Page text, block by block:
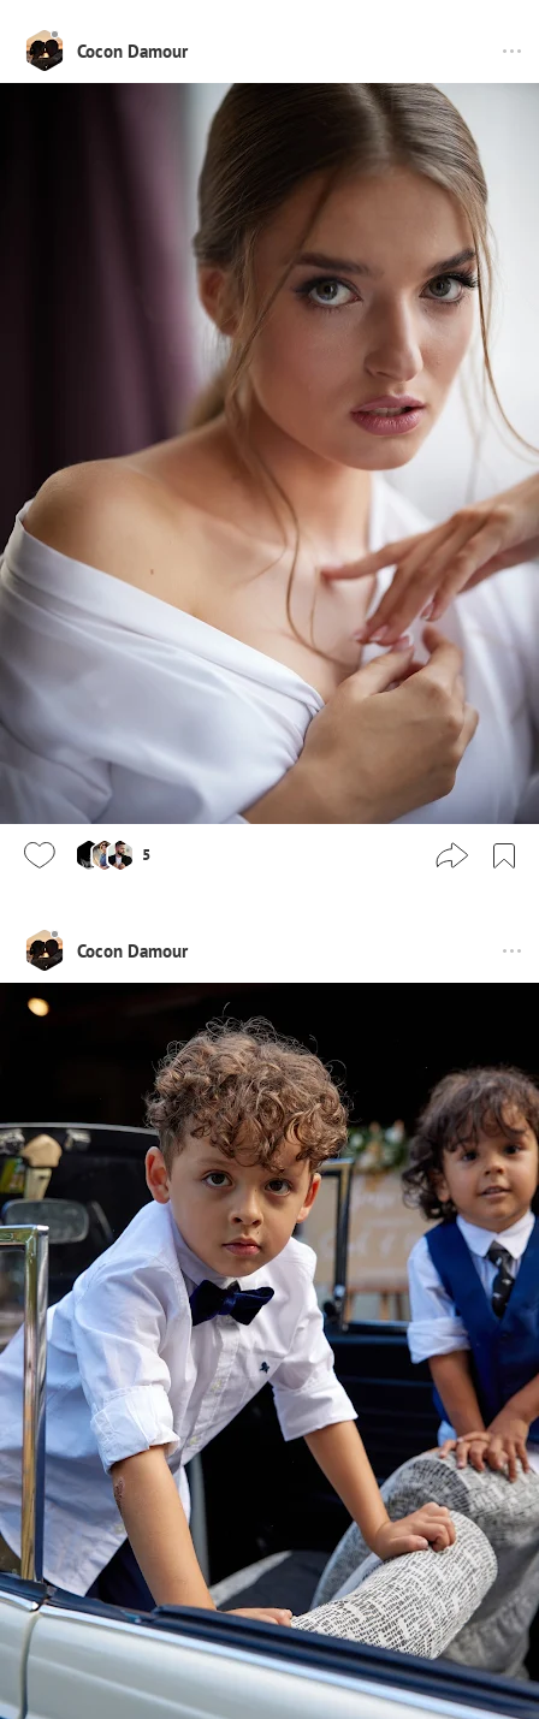
Cocon Damour
5
Cocon Damour